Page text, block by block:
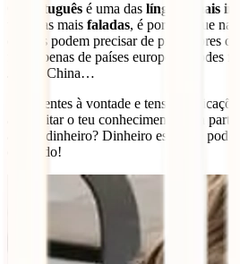
português é uma das línguas mais
uma das mais faladas, é por isso que na
escolas podem precisar de professores
falar apenas de países europeus, podes
Japão, China…
Se te sentes à vontade e tens
aproveitar o teu conhecimento para
algum dinheiro? Dinheiro esse que
o mundo!